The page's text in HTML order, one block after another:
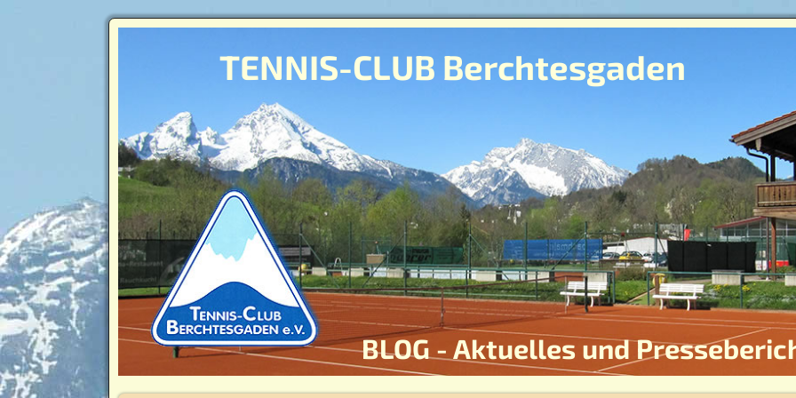
TENNIS-CLUB Berchtesgaden
BLOG - Aktuelles und